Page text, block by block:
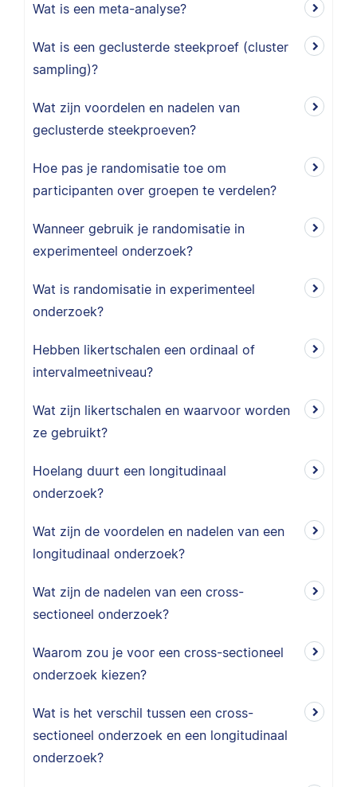
Wat is een meta-analyse?
Wat is een geclusterde steekproef (cluster
sampling)?
Wat zijn voordelen en nadelen van
geclusterde steekproeven?
Hoe pas je randomisatie toe om
participanten over groepen te verdelen?
Wanneer gebruik je randomisatie in
experimenteel onderzoek?
Wat is randomisatie in experimenteel
onderzoek?
Hebben likertschalen een ordinaal of
intervalmeetniveau?
Wat zijn likertschalen en waarvoor worden
ze gebruikt?
Hoelang duurt een longitudinaal
onderzoek?
Wat zijn de voordelen en nadelen van een
longitudinaal onderzoek?
Wat zijn de nadelen van een cross-
sectioneel onderzoek?
Waarom zou je voor een cross-sectioneel
onderzoek kiezen?
Wat is het verschil tussen een cross-
sectioneel onderzoek en een longitudinaal
onderzoek?